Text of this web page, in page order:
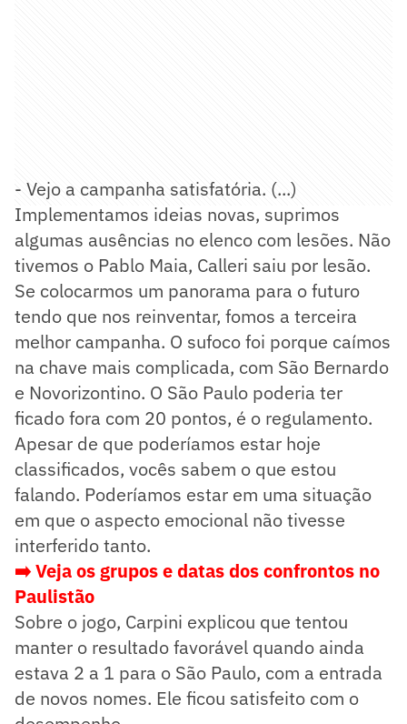
- Vejo a campanha satisfatória. (...)
Implementamos ideias novas, suprimos
algumas ausências no elenco com lesões. Não
tivemos o Pablo Maia, Calleri saiu por lesão.
Se colocarmos um panorama para o futuro
tendo que nos reinventar, fomos a terceira
melhor campanha. O sufoco foi porque caímos
na chave mais complicada, com São Bernardo
e Novorizontino. O São Paulo poderia ter
ficado fora com 20 pontos, é o regulamento.
Apesar de que poderíamos estar hoje
classificados, vocês sabem o que estou
falando. Poderíamos estar em uma situação
em que o aspecto emocional não tivesse
interferido tanto.
➡️ Veja os grupos e datas dos confrontos no
Paulistão
Sobre o jogo, Carpini explicou que tentou
manter o resultado favorável quando ainda
estava 2 a 1 para o São Paulo, com a entrada
de novos nomes. Ele ficou satisfeito com o